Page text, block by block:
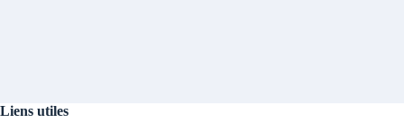
Liens utiles